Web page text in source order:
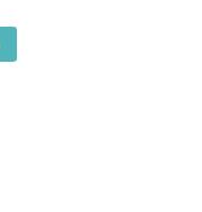
Voit
tehdä